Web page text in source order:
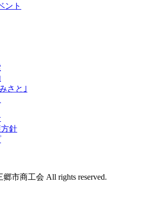
ント
さと｣
針
郷市商工会 All rights reserved.